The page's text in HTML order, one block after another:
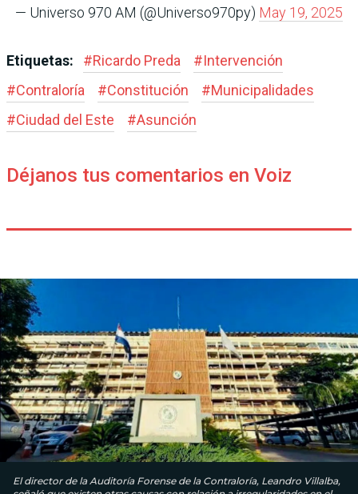
— Universo 970 AM (@Universo970py) May 19, 2025
Etiquetas: #Ricardo Preda #Intervención
#Contraloría #Constitución #Municipalidades
#Ciudad del Este #Asunción
Déjanos tus comentarios en Voiz
El director de la Auditoría Forense de la Contraloría, Leandro Villalba,